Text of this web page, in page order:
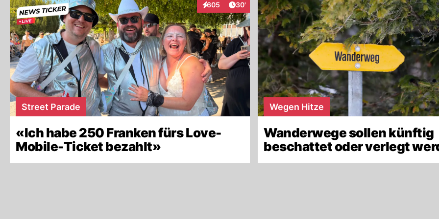
605
InteraktionenArtikel veröffentlicht:
30'
Street Parade
«Ich habe 250 Franken fürs Love-
Mobile-Ticket bezahlt»
Wegen Hitze
Wanderwege sollen künftig
beschattet oder verlegt